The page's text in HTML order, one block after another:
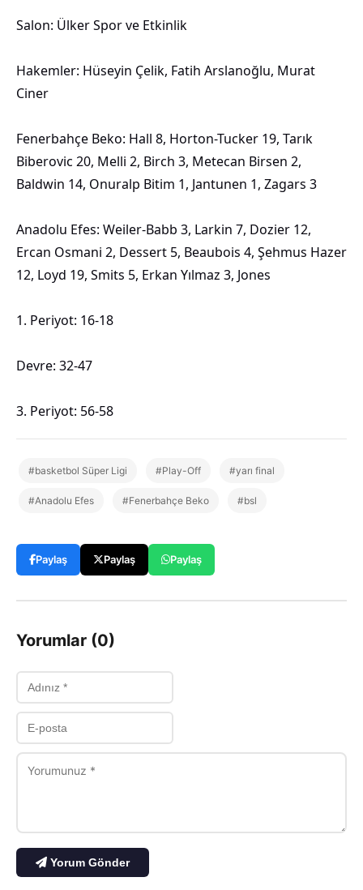
Salon: Ülker Spor ve Etkinlik
Hakemler: Hüseyin Çelik, Fatih Arslanoğlu, Murat
Ciner
Fenerbahçe Beko: Hall 8, Horton-Tucker 19, Tarık
Biberovic 20, Melli 2, Birch 3, Metecan Birsen 2,
Baldwin 14, Onuralp Bitim 1, Jantunen 1, Zagars 3
Anadolu Efes: Weiler-Babb 3, Larkin 7, Dozier 12,
Ercan Osmani 2, Dessert 5, Beaubois 4, Şehmus Hazer
12, Loyd 19, Smits 5, Erkan Yılmaz 3, Jones
1. Periyot: 16-18
Devre: 32-47
3. Periyot: 56-58
#basketbol Süper Ligi #Play-Off #yarı final
#Anadolu Efes #Fenerbahçe Beko #bsl
Paylaş Paylaş Paylaş
Yorumlar (0)
Yorum Gönder